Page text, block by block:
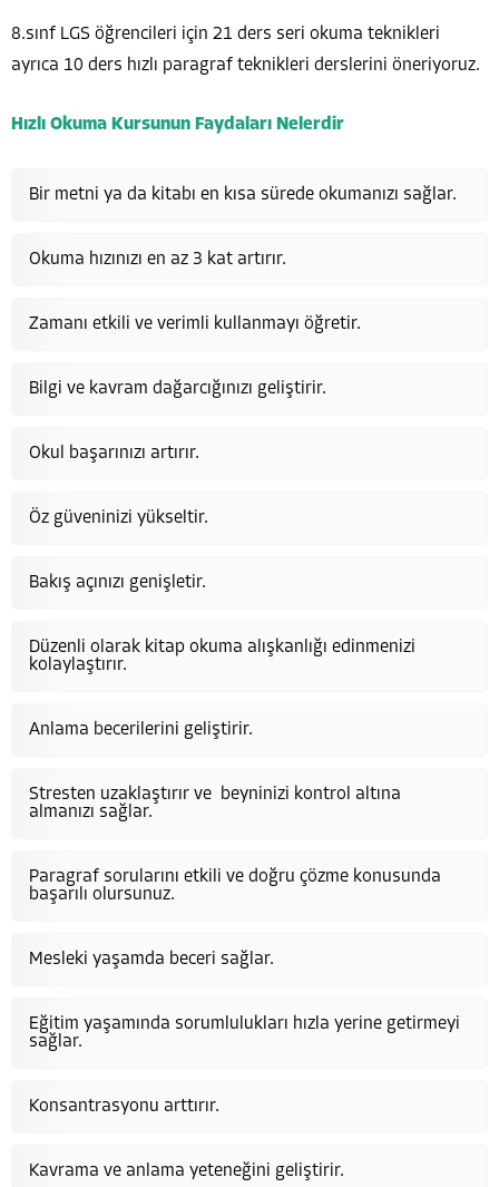
8.sınf LGS öğrencileri için 21 ders seri okuma teknikleri
ayrıca 10 ders hızlı paragraf teknikleri derslerini öneriyoruz.
Hızlı Okuma Kursunun Faydaları Nelerdir
Bir metni ya da kitabı en kısa sürede okumanızı sağlar.
Okuma hızınızı en az 3 kat artırır.
Zamanı etkili ve verimli kullanmayı öğretir.
Bilgi ve kavram dağarcığınızı geliştirir.
Okul başarınızı artırır.
Öz güveninizi yükseltir.
Bakış açınızı genişletir.
Düzenli olarak kitap okuma alışkanlığı edinmenizi
kolaylaştırır.
Anlama becerilerini geliştirir.
Stresten uzaklaştırır ve beyninizi kontrol altına
almanızı sağlar.
Paragraf sorularını etkili ve doğru çözme konusunda
başarılı olursunuz.
Mesleki yaşamda beceri sağlar.
Eğitim yaşamında sorumlulukları hızla yerine getirmeyi
sağlar.
Konsantrasyonu arttırır.
Kavrama ve anlama yeteneğini geliştirir.